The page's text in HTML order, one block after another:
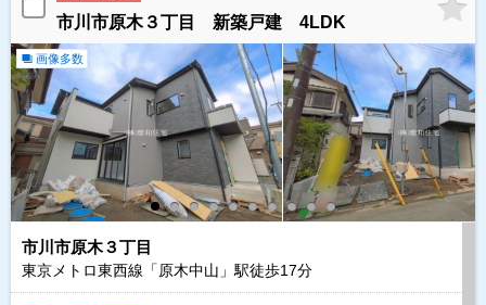
市川市原木３丁目 新築戸建 4LDK
画像多数
市川市原木３丁目
東京メトロ東西線「原木中山」駅徒歩17分